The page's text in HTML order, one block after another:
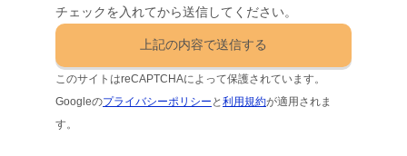
チェックを入れてから送信してください。
このサイトはreCAPTCHAによって保護されています。
Googleのプライバシーポリシー と利用規約が適用されま
す。